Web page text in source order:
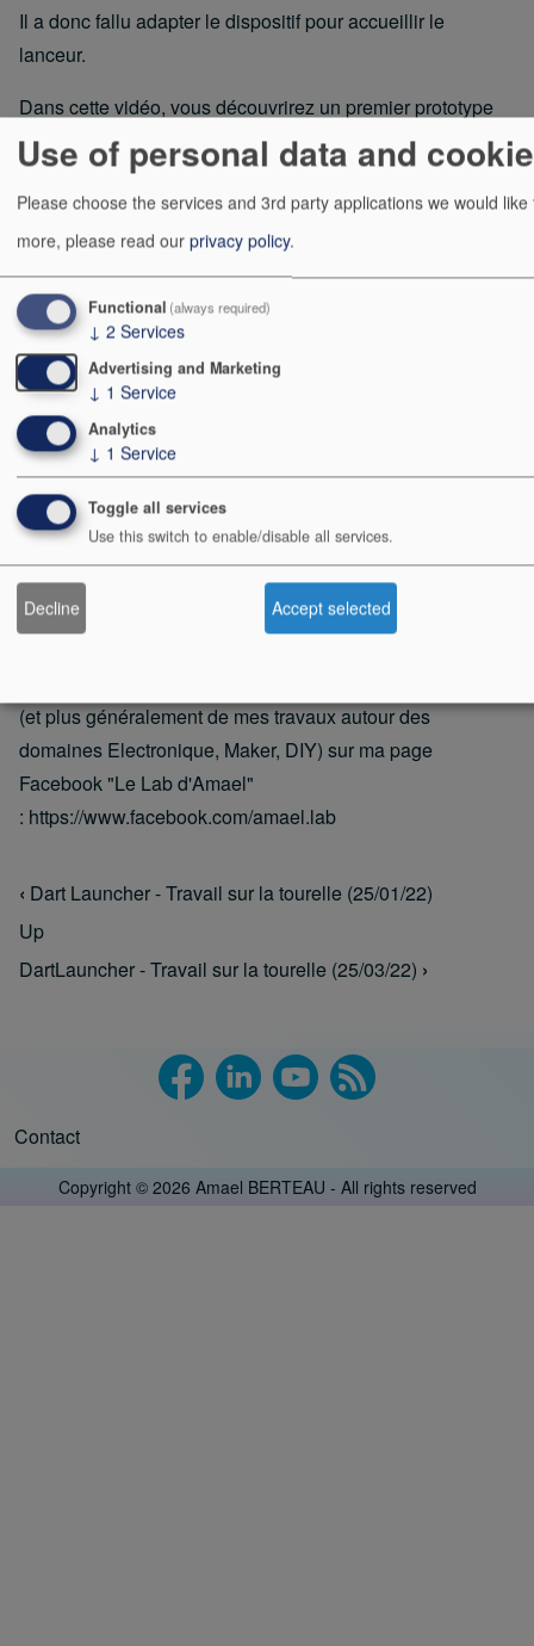
Il a donc fallu adapter le dispositif pour accueillir le
lanceur.
Dans cette vidéo, vous découvrirez un premier prototype
de cette tourelle en action. (Il manque le dispositif de
fixation du lanceur)
Prochaine étape : Fixer le lanceur sur la tourelle.
(et plus généralement de mes travaux autour des
domaines Electronique, Maker, DIY) sur ma page
Facebook "Le Lab d'Amael"
: https://www.facebook.com/amael.lab
Book traversal links for Dart Launcher
‹ Dart Launcher - Travail sur la tourelle (25/01/22)
Up
DartLauncher - Travail sur la tourelle (25/03/22) ›
Footer menu
Contact
Copyright © 2026 Amael BERTEAU - All rights reserved
Use of personal data and
Please choose the services and 3rd party applications we would
more, please read our privacy policy.
Functional (always required)
↓ 2 Services
Advertising and Marketing
↓ 1 Service
Analytics
↓ 1 Service
Toggle all services
Use this switch to enable/disable all services.
Decline Accept selected